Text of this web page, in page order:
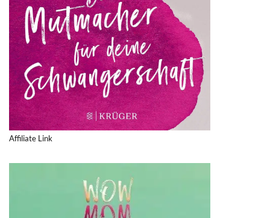
Affiliate Link